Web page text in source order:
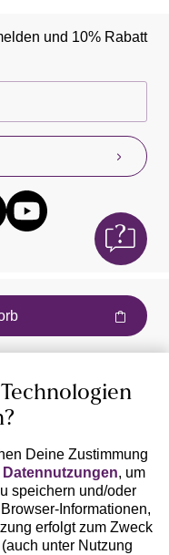
und 10% Rabatt
Deine Zustimmung
Datennutzungen, um
speichern und/oder
Informationen,
erfolgt zum Zweck
unter Nutzung